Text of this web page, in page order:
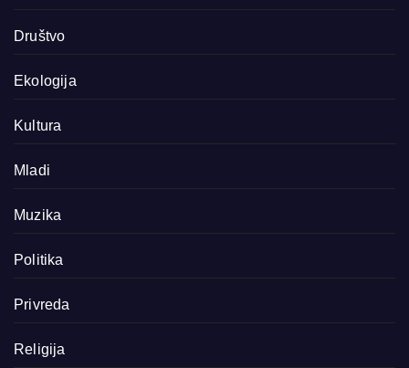
Društvo
Ekologija
Kultura
Mladi
Muzika
Politika
Privreda
Religija